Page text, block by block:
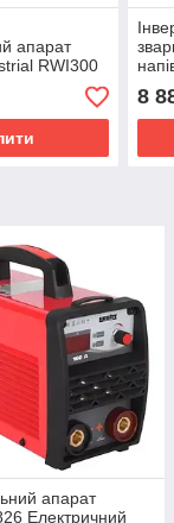
апарат
RWI300
А,
220–240 В,
lift,
8
апарат
Електричний